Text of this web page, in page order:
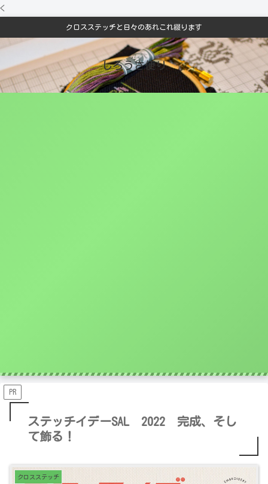
<
クロスステッチと日々のあれこれ綴ります
しろうさ便り
PR
ステッチイデーSAL 2022 完成、そし
て飾る！
クロスステッチ